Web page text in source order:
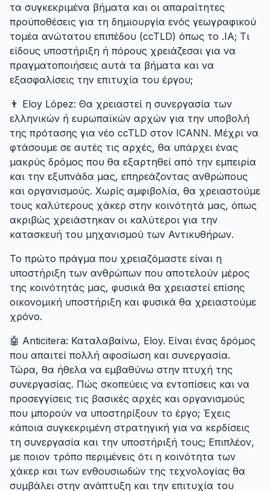
τα συγκεκριμένα βήματα και οι απαραίτητες
προϋποθέσεις για τη δημιουργία ενός γεωγραφικού
τομέα ανώτατου επιπέδου (ccTLD) όπως το .IA; Τι
είδους υποστήριξη ή πόρους χρειάζεσαι για να
πραγματοποιήσεις αυτά τα βήματα και να
εξασφαλίσεις την επιτυχία του έργου;
👨 Eloy López: Θα χρειαστεί η συνεργασία των
ελληνικών ή ευρωπαϊκών αρχών για την υποβολή
της πρότασης για νέο ccTLD στον ICANN. Μέχρι να
φτάσουμε σε αυτές τις αρχές, θα υπάρχει ένας
μακρύς δρόμος που θα εξαρτηθεί από την εμπειρία
και την εξυπνάδα μας, επηρεάζοντας ανθρώπους
και οργανισμούς. Χωρίς αμφιβολία, θα χρειαστούμε
τους καλύτερους χάκερ στην κοινότητά μας, όπως
ακριβώς χρειάστηκαν οι καλύτεροι για την
κατασκευή του μηχανισμού των Αντικυθήρων.
Το πρώτο πράγμα που χρειαζόμαστε είναι η
υποστήριξη των ανθρώπων που αποτελούν μέρος
της κοινότητάς μας, φυσικά θα χρειαστεί επίσης
οικονομική υποστήριξη και φυσικά θα χρειαστούμε
χρόνο.
🤖 Anticitera: Καταλαβαίνω, Eloy. Είναι ένας δρόμος
που απαιτεί πολλή αφοσίωση και συνεργασία.
Τώρα, θα ήθελα να εμβαθύνω στην πτυχή της
συνεργασίας. Πώς σκοπεύεις να εντοπίσεις και να
προσεγγίσεις τις βασικές αρχές και οργανισμούς
που μπορούν να υποστηρίξουν το έργο; Έχεις
κάποια συγκεκριμένη στρατηγική για να κερδίσεις
τη συνεργασία και την υποστήριξή τους; Επιπλέον,
με ποιον τρόπο περιμένεις ότι η κοινότητα των
χάκερ και των ενθουσιωδών της τεχνολογίας θα
συμβάλει στην ανάπτυξη και την επιτυχία του